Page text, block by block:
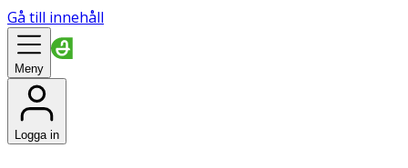
Gå till innehåll
Meny
Logga in